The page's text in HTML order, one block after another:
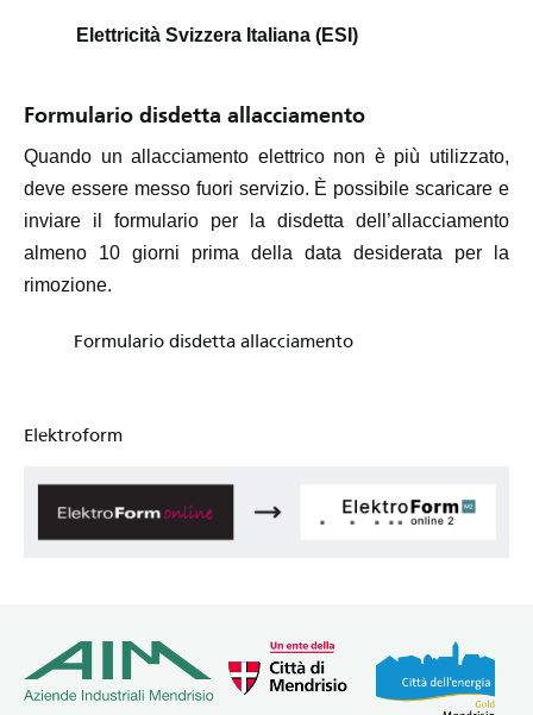
Elettricità Svizzera Italiana (ESI)
Formulario disdetta allacciamento
Quando un allacciamento elettrico non è più utilizzato,
deve essere messo fuori servizio. È possibile scaricare e
inviare il formulario per la disdetta dell’allacciamento
almeno 10 giorni prima della data desiderata per la
rimozione.
Formulario disdetta allacciamento
Elektroform